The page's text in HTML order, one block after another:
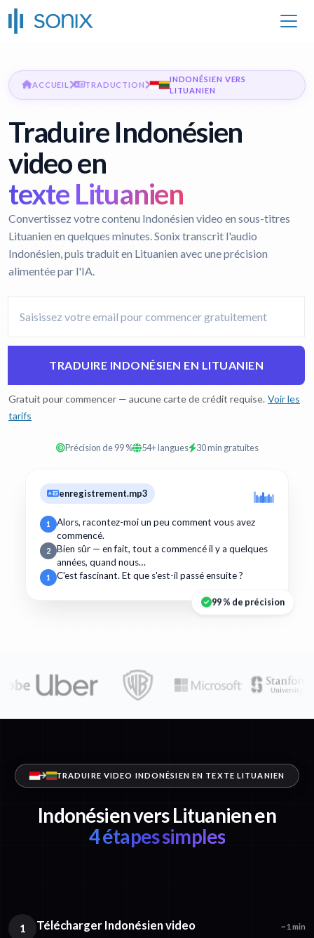
ACCUEIL TRADUCTION
INDONÉSIEN VERS
LITUANIEN
Traduire Indonésien
video en
texte Lituanien
Convertissez votre contenu Indonésien video en sous-titres
Lituanien en quelques minutes. Sonix transcrit l'audio
Indonésien, puis traduit en Lituanien avec une précision
alimentée par l'IA.
TRADUIRE INDONÉSIEN EN LITUANIEN
Gratuit pour commencer — aucune carte de crédit requise. Voir les
tarifs
Précision de 99 % 54+ langues 30 min gratuites
enregistrement.mp3
1
Alors, racontez-moi un peu comment vous avez
commencé.
2
Bien sûr — en fait, tout a commencé il y a quelques
années, quand nous…
1 C'est fascinant. Et que s'est-il passé ensuite ?
99 % de précision
TRADUIRE VIDEO INDONÉSIEN EN TEXTE LITUANIEN
Indonésien vers Lituanien en
4 étapes simples
1 Télécharger Indonésien video ~1 min